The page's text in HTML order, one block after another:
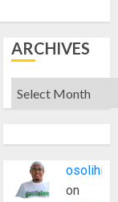
ARCHIVES
Archives
osolihin
on